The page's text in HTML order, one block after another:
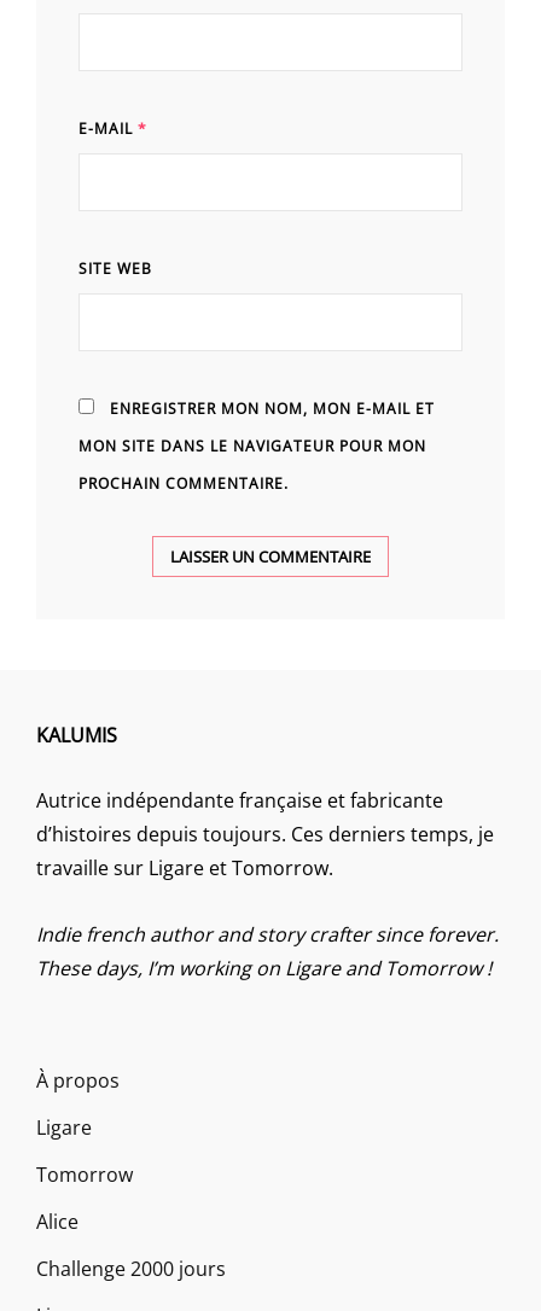
E-MAIL *
SITE WEB
ENREGISTRER MON NOM, MON E-MAIL ET
MON SITE DANS LE NAVIGATEUR POUR MON
PROCHAIN COMMENTAIRE.
KALUMIS
Autrice indépendante française et fabricante
d’histoires depuis toujours. Ces derniers temps, je
travaille sur Ligare et Tomorrow.
Indie french author and story crafter since forever.
These days, I’m working on Ligare and Tomorrow !
À propos
Ligare
Tomorrow
Alice
Challenge 2000 jours